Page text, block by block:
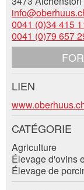
Nachricht
* Saisie
Fermer
Prénom / Nom
Entreprise /
Complément
Rue et N° *:
0041 (0)34 415
0041 (0)79 657
Contact
Composez un
contact pour
LIEN
CATÉGORIE
Agriculture
Élevage d'ovins
Élevage de